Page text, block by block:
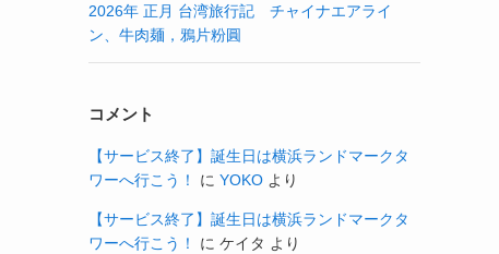
2026年 正月 台湾旅行記 チャイナエアライ
ン、牛肉麺，鴉片粉圓
コメント
【サービス終了】誕生日は横浜ランドマークタ
ワーへ行こう！
に YOKO より
【サービス終了】誕生日は横浜ランドマークタ
ワーへ行こう！
に ケイタ より